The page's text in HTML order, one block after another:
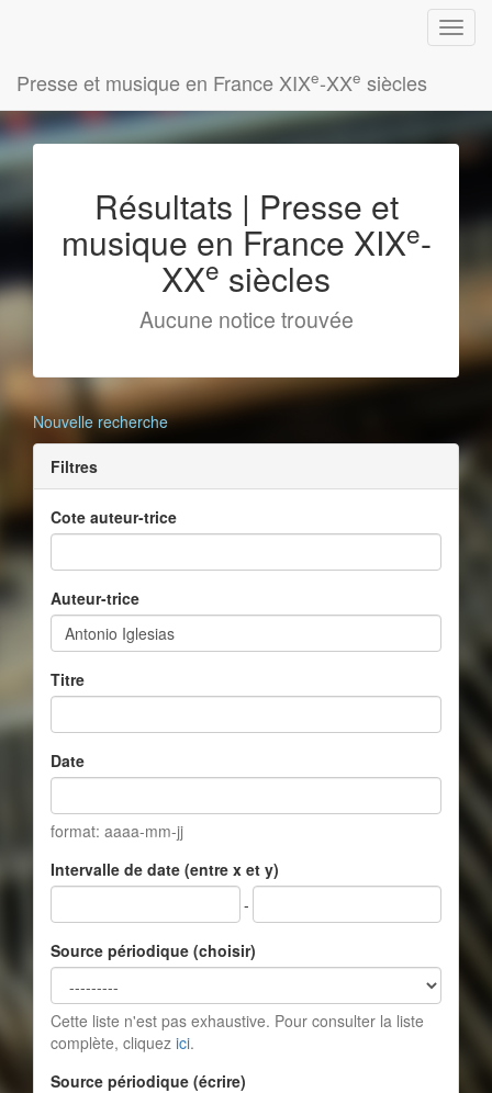
Presse et musique en France XIXe-XXe siècles
Résultats | Presse et
musique en France XIXe-
XXe siècles
Aucune notice trouvée
Nouvelle recherche
Filtres
Cote auteur-trice
Auteur-trice
Titre
Date
format: aaaa-mm-jj
Intervalle de date (entre x et y)
-
Source périodique (choisir)
Cette liste n'est pas exhaustive. Pour consulter la liste
complète, cliquez ici.
Source périodique (écrire)